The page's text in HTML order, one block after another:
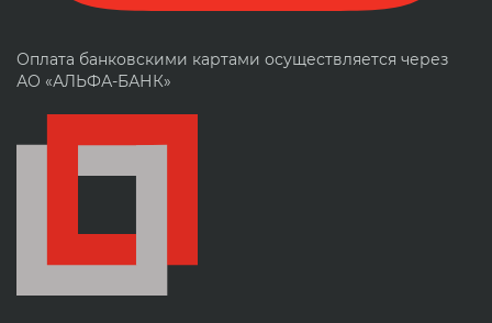
Оплата банковскими картами осуществляется через
АО «АЛЬФА-БАНК»